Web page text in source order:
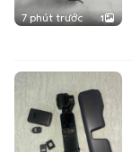
7 phút trước 1